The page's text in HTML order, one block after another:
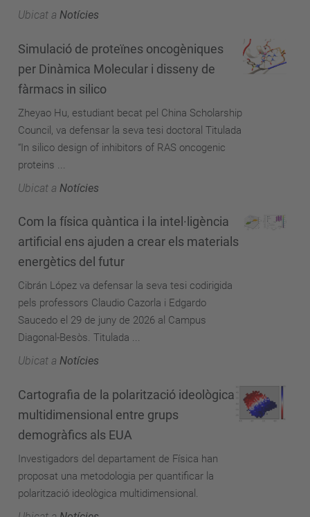
Ubicat a Notícies
Simulació de proteïnes oncogèniques
per Dinàmica Molecular i disseny de
fàrmacs in silico
Zheyao Hu, estudiant becat pel China Scholarship
Council, va defensar la seva tesi doctoral Titulada
“In silico design of inhibitors of RAS oncogenic
proteins ...
Ubicat a Notícies
Com la física quàntica i la intel·ligència
artificial ens ajuden a crear els materials
energètics del futur
Cibrán López va defensar la seva tesi codirigida
pels professors Claudio Cazorla i Edgardo
Saucedo el 29 de juny de 2026 al Campus
Diagonal-Besòs. Titulada ...
Ubicat a Notícies
Cartografia de la polarització ideològica
multidimensional entre grups
demogràfics als EUA
Investigadors del departament de Física han
proposat una metodologia per quantificar la
polarització ideològica multidimensional.